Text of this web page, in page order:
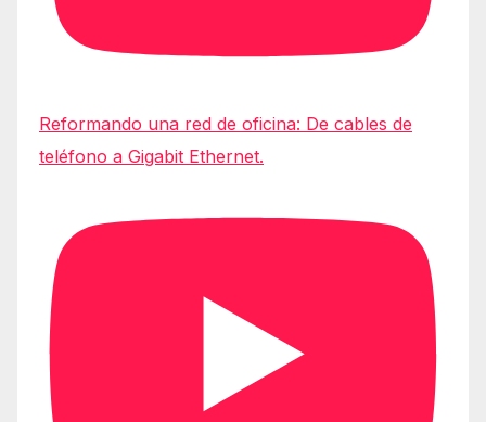
Reformando una red de oficina: De cables de
teléfono a Gigabit Ethernet.